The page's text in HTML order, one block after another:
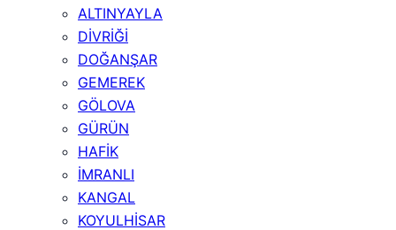
ALTINYAYLA
DİVRİĞİ
DOĞANŞAR
GEMEREK
GÖLOVA
GÜRÜN
HAFİK
İMRANLI
KANGAL
KOYULHİSAR